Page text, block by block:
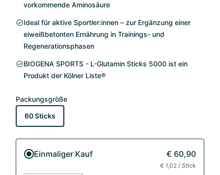
vorkommende Aminosäure
Ideal für aktive Sportler:innen – zur Ergänzung einer
eiweißbetonten Ernährung in Trainings- und
Regenerationsphasen
BIOGENA SPORTS - L-Glutamin Sticks 5000 ist ein
Produkt der Kölner Liste®
Packungsgröße
60 Sticks
Einmaliger Kauf € 60,90
€ 1,02 / Stick